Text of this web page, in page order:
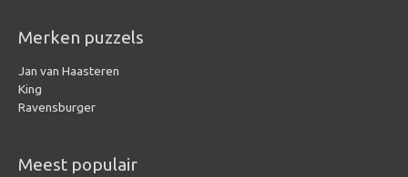
Merken puzzels
Jan van Haasteren
King
Ravensburger
Meest populair